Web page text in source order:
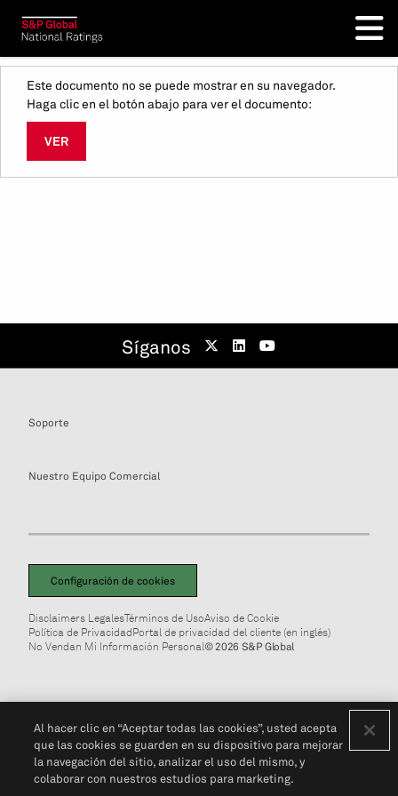
Este documento no se puede mostrar en su navegador.
Haga clic en el botón abajo para ver el documento:
VER
Síganos
Soporte
Nuestro Equipo Comercial
Configuración de cookies
Disclaimers LegalesTérminos de UsoAviso de Cookie
Política de PrivacidadPortal de privacidad del cliente (en inglés)
No Vendan Mi Información Personal© 2026 S&P Global
Al hacer clic en “Aceptar todas las cookies”, usted acepta
que las cookies se guarden en su dispositivo para mejorar
la navegación del sitio, analizar el uso del mismo, y
colaborar con nuestros estudios para marketing.